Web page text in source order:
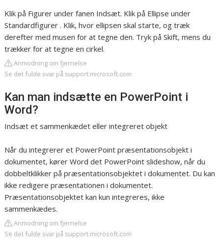
Klik på Figurer under fanen Indsæt. Klik på Ellipse under
Standardfigurer . Klik, hvor ellipsen skal starte, og træk
derefter med musen for at tegne den. Tryk på Skift, mens du
trækker for at tegne en cirkel.
Anmodning om fjernelse
Se det fulde svar på support.microsoft.com
Kan man indsætte en PowerPoint i
Word?
Indsæt et sammenkædet eller integreret objekt
Når du integrerer et PowerPoint præsentationsobjekt i
dokumentet, kører Word det PowerPoint slideshow, når du
dobbeltklikker på præsentationsobjektet i dokumentet. Du kan
ikke redigere præsentationen i dokumentet.
Præsentationsobjektet kan kun integreres, ikke
sammenkædes.
Anmodning om fjernelse
Se det fulde svar på support.microsoft.com